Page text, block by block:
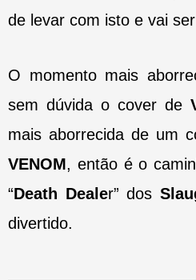
de levar com isto e vai
O momento mais
sem dúvida o cover de
mais aborrecida de um
VENOM, então é o
“Death Dealer” dos
divertido.